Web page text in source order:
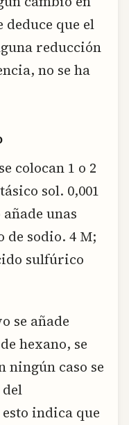
deduce que el
reducción
no se ha
colocan 1 o 2
sol. 0,001
unas
de sodio. 4 M;
sulfúrico
se añade
hexano, se
ningún caso se
indica que